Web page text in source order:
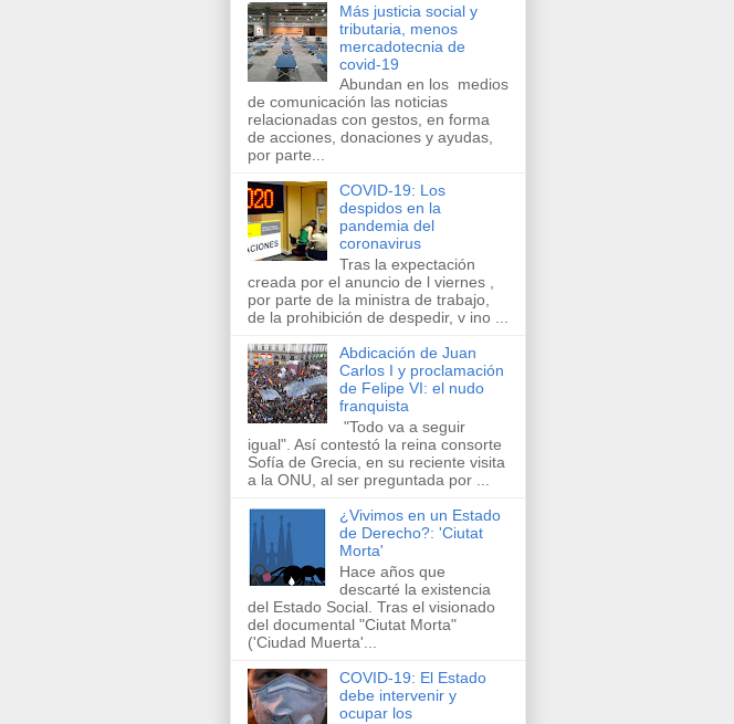
Más justicia social y
tributaria, menos
mercadotecnia de
covid-19
Abundan en los ​medios
de comunicación​ las noticias
relacionadas con gestos, en forma
de acciones, donaciones y ayudas,
por parte...
COVID-19: Los
despidos en la
pandemia del
coronavirus
Tras la expectación
creada por el anuncio de ​l viernes​ ,
por parte de la ministra de trabajo,
de la prohibición de despedir, v ​ino​ ...
Abdicación de Juan
Carlos I y proclamación
de Felipe VI: el nudo
franquista
​ "Todo va a seguir
igual". Así contestó la reina consorte
Sofía de Grecia, en su reciente visita
a la ONU, al ser preguntada por ...
¿Vivimos en un Estado
de Derecho?: 'Ciutat
Morta'
Hace años que
descarté la existencia
del Estado Social. Tras el visionado
del documental "Ciutat Morta"
('Ciudad Muerta'...
COVID-19: El Estado
debe intervenir y
ocupar los